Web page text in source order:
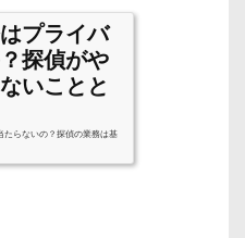
プライバ
探偵がや
いことと
たらないの？探偵の業務は基
、調査方法によっては、本
に値するのではないかと思う
る業務は違法ではないの
ます。そもそも、プライバ